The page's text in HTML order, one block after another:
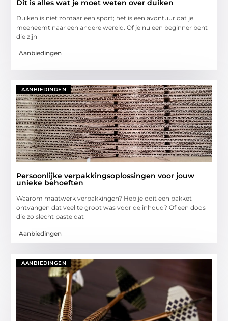
Dit is alles wat je moet weten over duiken
Duiken is niet zomaar een sport; het is een avontuur dat je
meeneemt naar een andere wereld. Of je nu een beginner bent
die zijn
Aanbiedingen
AANBIEDINGEN
Persoonlijke verpakkingsoplossingen voor jouw
unieke behoeften
Waarom maatwerk verpakkingen? Heb je ooit een pakket
ontvangen dat veel te groot was voor de inhoud? Of een doos
die zo slecht paste dat
Aanbiedingen
AANBIEDINGEN